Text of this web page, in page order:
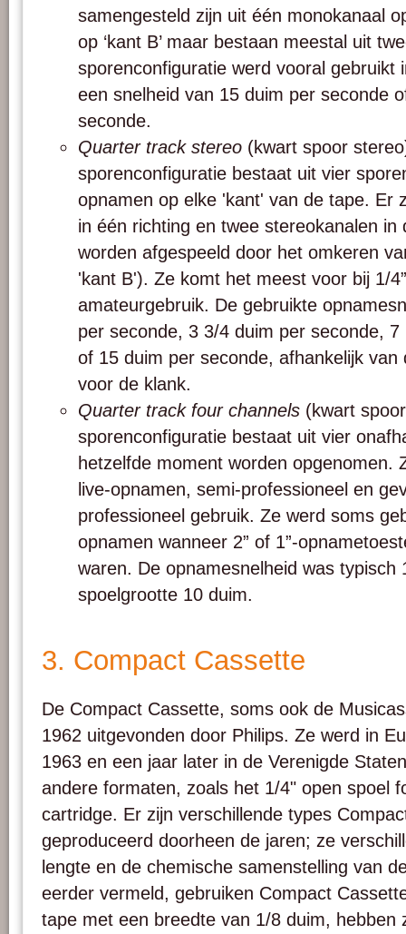
samengesteld zijn uit één monokanaal
op ‘kant B’ maar bestaan meestal uit
sporenconfiguratie werd vooral gebruikt
een snelheid van 15 duim per seconde
seconde.
Quarter track stereo (kwart spoor
sporenconfiguratie bestaat uit vier
opnamen op elke 'kant' van de tape. Er
in één richting en twee stereokanalen in
worden afgespeeld door het omkeren
'kant B'). Ze komt het meest voor bij 1/
amateurgebruik. De gebruikte
per seconde, 3 3/4 duim per seconde,
of 15 duim per seconde, afhankelijk van
voor de klank.
Quarter track four channels (kwart
sporenconfiguratie bestaat uit vier
hetzelfde moment worden opgenomen.
live-opnamen, semi-professioneel en
professioneel gebruik. Ze werd soms
opnamen wanneer 2” of 1”-
waren. De opnamesnelheid was typisch
spoelgrootte 10 duim.
3. Compact Cassette
De Compact Cassette, soms ook de
1962 uitgevonden door Philips. Ze werd in
1963 en een jaar later in de Verenigde
andere formaten, zoals het 1/4" open spoel
cartridge. Er zijn verschillende types
geproduceerd doorheen de jaren; ze
lengte en de chemische samenstelling van
eerder vermeld, gebruiken Compact
tape met een breedte van 1/8 duim, hebben